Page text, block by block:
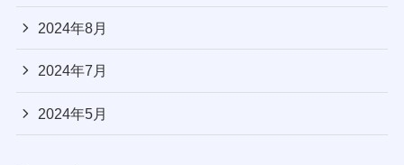
2024年8月
2024年7月
2024年5月